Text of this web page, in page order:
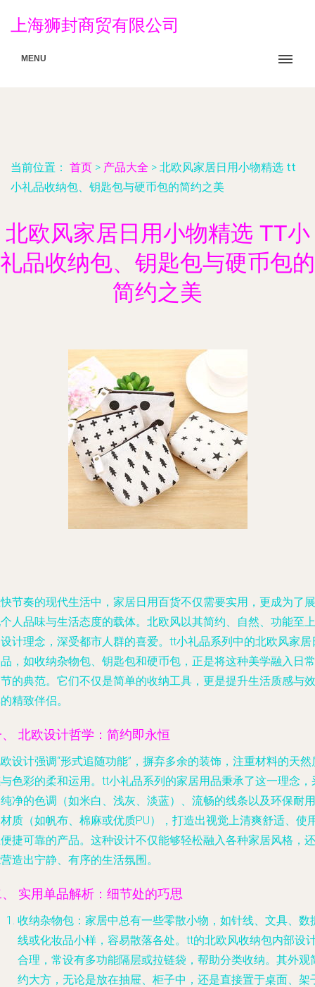
上海狮封商贸有限公司
MENU
当前位置： 首页 > 产品大全 > 北欧风家居日用小物精选 tt
小礼品收纳包、钥匙包与硬币包的简约之美
北欧风家居日用小物精选 TT小
礼品收纳包、钥匙包与硬币包的
简约之美
节奏的现代生活中，家居日用百货不仅需要实用，更成为了展
人品味与生活态度的载体。北欧风以其简约、自然、功能至上
计理念，深受都市人群的喜爱。tt小礼品系列中的北欧风家居
，如收纳杂物包、钥匙包和硬币包，正是将这种美学融入日常
的典范。它们不仅是简单的收纳工具，更是提升生活质感与效
精致伴侣。
北欧设计哲学：简约即永恒
设计强调“形式追随功能”，摒弃多余的装饰，注重材料的天然
色彩的柔和运用。tt小礼品系列的家居用品秉承了这一理念，
净的色调（如米白、浅灰、淡蓝）、流畅的线条以及环保耐用
质（如帆布、棉麻或优质PU），打造出视觉上清爽舒适、使
捷可靠的产品。这种设计不仅能够轻松融入各种家居风格，还
造出宁静、有序的生活氛围。
实用单品解析：细节处的巧思
收纳杂物包 ：家居中总有一些零散小物，如针线、文具、数
线或化妆品小样，容易散落各处。tt的北欧风收纳包内部设
合理，常设有多功能隔层或拉链袋，帮助分类收纳。其外观
约大方，无论是放在抽屉、柜子中，还是直接置于桌面、架